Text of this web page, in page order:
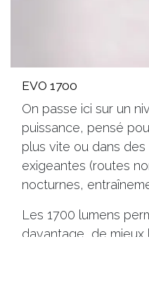
EVO 1700
On passe ici sur un
puissance, pensé
plus vite ou dans
exigeantes (routes
nocturnes,
Les 1700 lumens
davantage, de mieux